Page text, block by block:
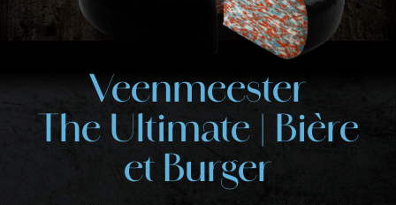
SE CONNECTER
Bouton Rechercher
Veenmeester
The Ultimate | Bière
et Burger